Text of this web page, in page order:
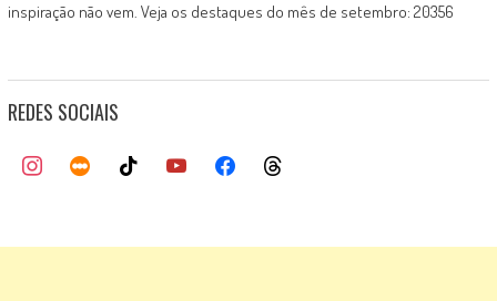
inspiração não vem. Veja os destaques do mês de setembro: 20356
REDES SOCIAIS